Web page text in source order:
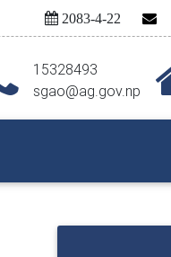
2083-4-22
15328493
sgao@ag.gov.np